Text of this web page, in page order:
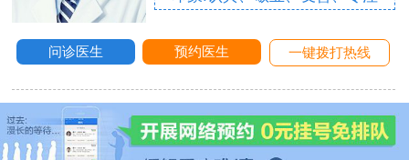
问诊医生 预约医生 一键拨打热线